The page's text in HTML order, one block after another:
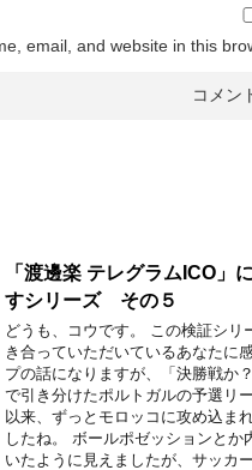
email, and website in this
「渡邊楽 テレグラムICO」
すシリーズ その５
どうも、コウです。 この検証シ
き合っていただいているあなた
プの話になりますが、「決勝戦か
で引き分けたポルトガルの予選リ
以来、ずっとモロッコに攻め込ま
したね。 ボールポゼッションと
いたように見えましたが、サッカ